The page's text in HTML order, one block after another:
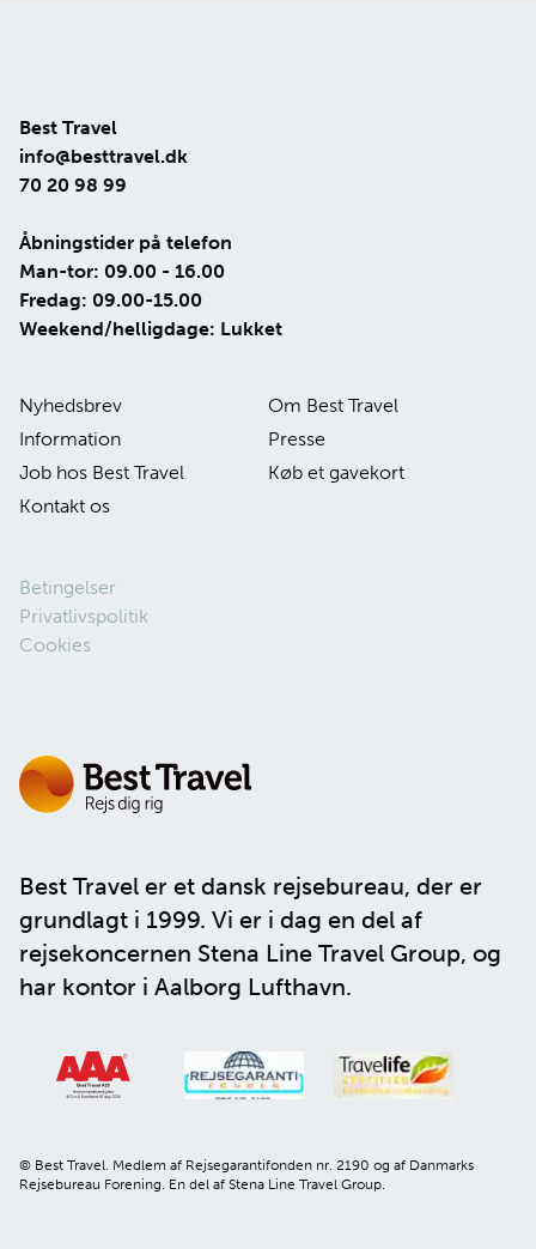
Best Travel er et dansk rejsebureau, der er
grundlagt i 1999. Vi er i dag en del af
rejsekoncernen Stena Line Travel Group, og
har kontor i Aalborg Lufthavn.
© Best Travel. Medlem af Rejsegarantifonden nr. 2190 og af Danmarks
Rejsebureau Forening. En del af Stena Line Travel Group.
Best Travel
info@besttravel.dk
70 20 98 99
Åbningstider på telefon
Man-tor: 09.00 - 16.00
Fredag: 09.00-15.00
Weekend/helligdage: Lukket
Nyhedsbrev
Om Best Travel
Information
Presse
Job hos Best Travel
Køb et gavekort
Kontakt os
Betingelser
Privatlivspolitik
Cookies